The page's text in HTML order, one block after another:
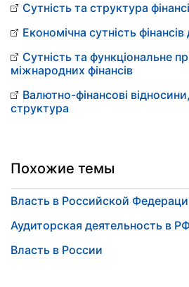
Сутність та структура
Економічна сутність
Сутність та функціональне
міжнародних фінансів
Валютно-фінансові
структура
Похожие темы
Власть в Российской
Аудиторская деятельность в РФ
Власть в России